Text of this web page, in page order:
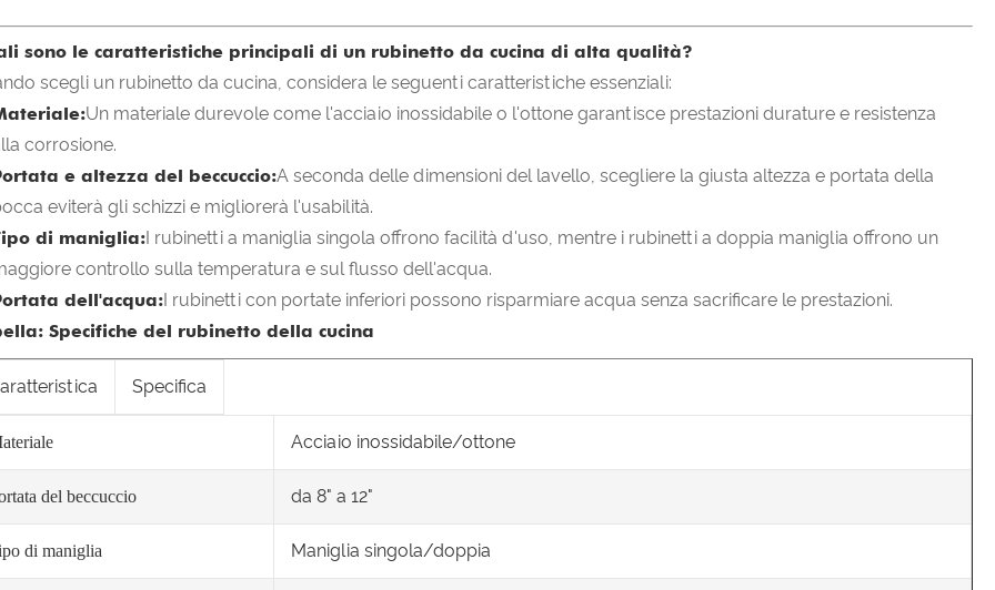
sono le caratteristiche principali di un rubinetto da cucina di alta qualità?
scegli un rubinetto da cucina, considera le seguenti caratteristiche essenziali:
Un materiale durevole come l'acciaio inossidabile o l'ottone garantisce prestazioni durature e resistenza
corrosione.
e altezza del beccuccio:A seconda delle dimensioni del lavello, scegliere la giusta altezza e portata della
eviterà gli schizzi e migliorerà l'usabilità.
di maniglia:I rubinetti a maniglia singola offrono facilità d'uso, mentre i rubinetti a doppia maniglia offrono un
controllo sulla temperatura e sul flusso dell'acqua.
dell'acqua:I rubinetti con portate inferiori possono risparmiare acqua senza sacrificare le prestazioni.
Specifiche del rubinetto della cucina
Specifica
Acciaio inossidabile/ottone
del beccuccio da 8" a 12"
di maniglia Maniglia singola/doppia